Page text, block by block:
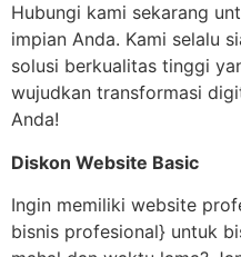
Hubungi kami sekarang
impian Anda. Kami selalu
solusi berkualitas tinggi
wujudkan transformasi
Anda!
Diskon Website Basic
Ingin memiliki website
bisnis profesional} untuk